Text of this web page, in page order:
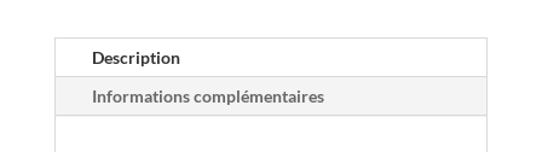
Description
Informations complémentaires